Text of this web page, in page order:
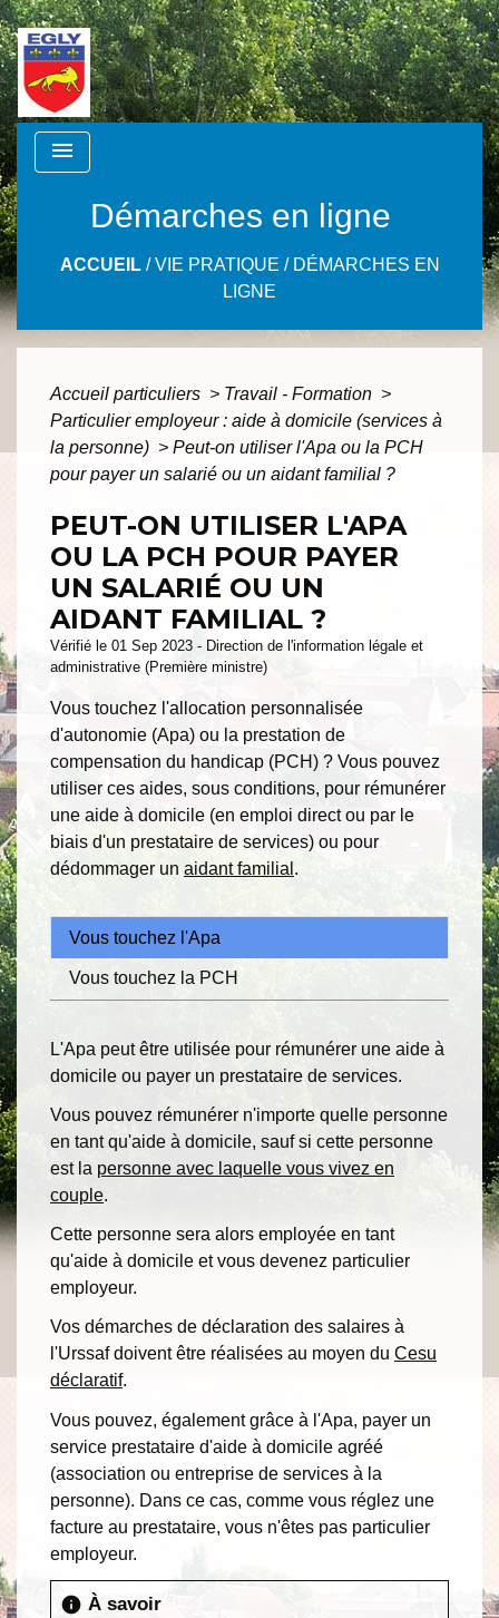
menu
Démarches en ligne
ACCUEIL/VIE PRATIQUE / DÉMARCHES EN
LIGNE
Accueil particuliers > Travail - Formation >
Particulier employeur : aide à domicile (services à
la personne) > Peut-on utiliser l'Apa ou la PCH
pour payer un salarié ou un aidant familial ?
PEUT-ON UTILISER L'APA
OU LA PCH POUR PAYER
UN SALARIÉ OU UN
AIDANT FAMILIAL ?
Vérifié le 01 Sep 2023 - Direction de l'information légale et
administrative (Première ministre)
Vous touchez l'allocation personnalisée
d'autonomie (Apa) ou la prestation de
compensation du handicap (PCH) ? Vous pouvez
utiliser ces aides, sous conditions, pour rémunérer
une aide à domicile (en emploi direct ou par le
biais d'un prestataire de services) ou pour
dédommager un aidant familial .
Vous touchez l'Apa
Vous touchez la PCH
L'Apa peut être utilisée pour rémunérer une aide à
domicile ou payer un prestataire de services.
Vous pouvez rémunérer n'importe quelle personne
en tant qu'aide à domicile, sauf si cette personne
est la personne avec laquelle vous vivez en
couple.
Cette personne sera alors employée en tant
qu'aide à domicile et vous devenez particulier
employeur.
Vos démarches de déclaration des salaires à
l'Urssaf doivent être réalisées au moyen du Cesu
déclaratif.
Vous pouvez, également grâce à l'Apa, payer un
service prestataire d'aide à domicile agréé
(association ou entreprise de services à la
personne). Dans ce cas, comme vous réglez une
facture au prestataire, vous n'êtes pas particulier
employeur.
info À savoir